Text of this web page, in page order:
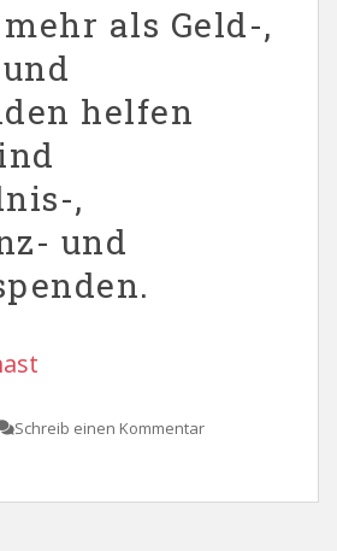
als Geld-,
helfen
,
und
Schreib einen Kommentar